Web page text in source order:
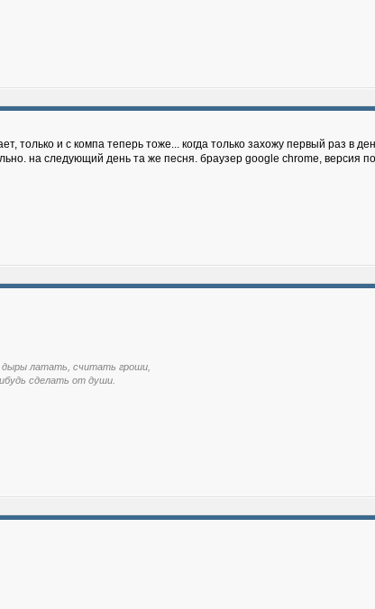
только и с компа теперь тоже... когда только захожу первый раз в
на следующий день та же песня. браузер google chrome, версия
латать, считать гроши,
сделать от души.